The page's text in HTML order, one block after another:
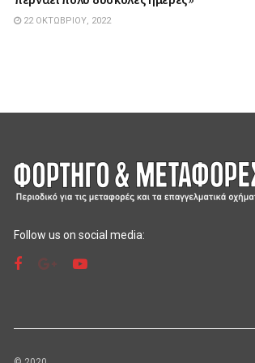
22 ΟΚΤΩΒΡΊΟΥ, 2022
Follow us on social media: